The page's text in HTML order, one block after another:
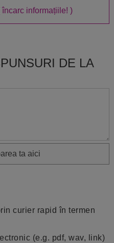
încarc informațiile! )
DE LA
ta aici
curier rapid în termen
(e.g. pdf, wav, link)